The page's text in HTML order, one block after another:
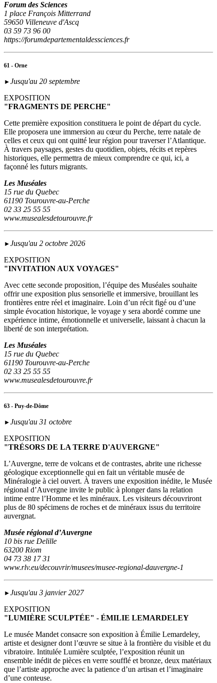
Forum des Sciences
1 place François Mitterrand
59650 Villeneuve d'Ascq
03 59 73 96 00
https://forumdepartementaldessciences.fr
61 - Orne
► Jusqu'au 20 septembre
EXPOSITION
"FRAGMENTS DE PERCHE"
Cette première exposition constituera le point de départ du cycle.
Elle proposera une immersion au cœur du Perche, terre natale de
celles et ceux qui ont quitté leur région pour traverser l’Atlantique.
À travers paysages, gestes du quotidien, objets, récits et repères
historiques, elle permettra de mieux comprendre ce qui, ici, a
façonné les futurs migrants.
Les Muséales
15 rue du Quebec
61190 Tourouvre-au-Perche
02 33 25 55 55
www.musealesdetourouvre.fr
► Jusqu'au 2 octobre 2026
EXPOSITION
"INVITATION AUX VOYAGES"
Avec cette seconde proposition, l’équipe des Muséales souhaite
offrir une exposition plus sensorielle et immersive, brouillant les
frontières entre réel et imaginaire. Loin d’un récit figé ou d’une
simple évocation historique, le voyage y sera abordé comme une
expérience intime, émotionnelle et universelle, laissant à chacun la
liberté de son interprétation.
Les Muséales
15 rue du Quebec
61190 Tourouvre-au-Perche
02 33 25 55 55
www.musealesdetourouvre.fr
63 - Puy-de-Dôme
► Jusqu'au 31 octobre
EXPOSITION
"TRÉSORS DE LA TERRE D'AUVERGNE"
L’Auvergne, terre de volcans et de contrastes, abrite une richesse
géologique exceptionnelle qui en fait un véritable musée de
Minéralogie à ciel ouvert. À travers une exposition inédite, le Musée
régional d’Auvergne invite le public à plonger dans la relation
intime entre l’Homme et les minéraux. Les visiteurs découvriront
plus de 80 spécimens de roches et de minéraux issus du territoire
auvergnat.
Musée régional d’Auvergne
10 bis rue Delille
63200 Riom
04 73 38 17 31
www.rlv.eu/decouvrir/musees/musee-regional-dauvergne-1
► Jusqu'au 3 janvier 2027
EXPOSITION
"LUMIÈRE SCULPTÉE" - ÉMILIE LEMARDELEY
Le musée Mandet consacre son exposition à Émilie Lemardeley,
artiste et designer dont l’œuvre se situe à la frontière du visible et du
vibratoire. Intitulée Lumière sculptée, l’exposition réunit un
ensemble inédit de pièces en verre soufflé et bronze, deux matériaux
que l’artiste approche avec la patience d’un artisan et l’imaginaire
d’une conteuse.